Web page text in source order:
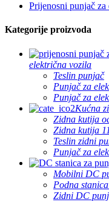
Prijenosni punjač
Kategorije proizvoda
električna vozila
Teslin punjač
Punjač za
Punjač za
Kućna
Zidna kutija
Zidna kutija
Teslin zidni
Punjač za
Mobilni DC
Podna
Zidni DC